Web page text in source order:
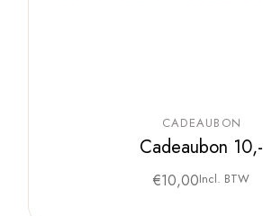
CADEAUBON
Cadeaubon 10,-
€10,00Incl. BTW